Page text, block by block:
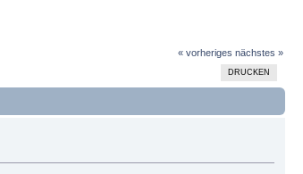
« vorheriges nächstes »
DRUCKEN